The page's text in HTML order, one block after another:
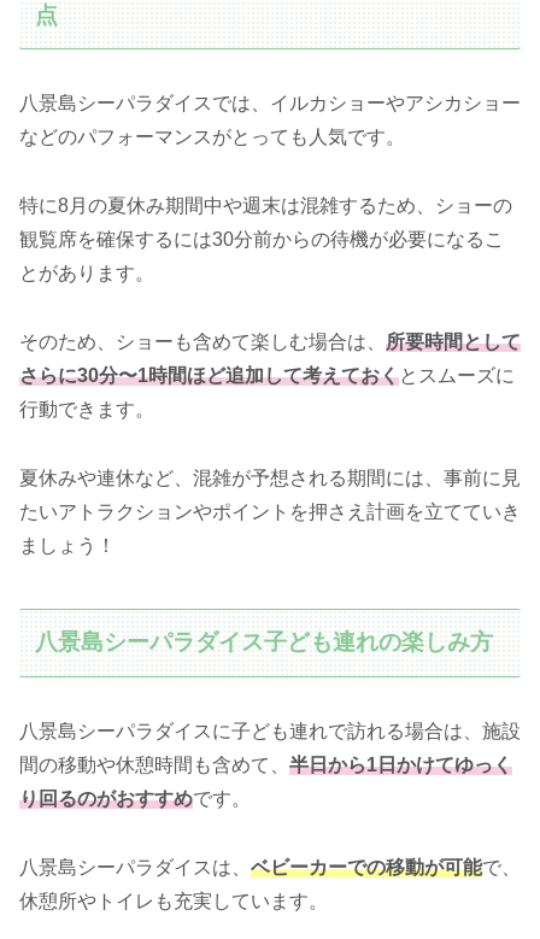
点
八景島シーパラダイスでは、イルカショーやアシカショー
などのパフォーマンスがとっても人気です。
特に8月の夏休み期間中や週末は混雑するため、ショーの
観覧席を確保するには30分前からの待機が必要になるこ
とがあります。
そのため、ショーも含めて楽しむ場合は、 所要時間として
さらに30分〜1時間ほど追加して考えておくとスムーズに
行動できます。
夏休みや連休など、混雑が予想される期間には、事前に見
たいアトラクションやポイントを押さえ計画を立てていき
ましょう！
八景島シーパラダイス子ども連れの楽しみ方
八景島シーパラダイスに子ども連れで訪れる場合は、施設
間の移動や休憩時間も含めて、 半日から1日かけてゆっく
り回るのがおすすめです。
八景島シーパラダイスは、 ベビーカーでの移動が可能で、
休憩所やトイレも充実しています。